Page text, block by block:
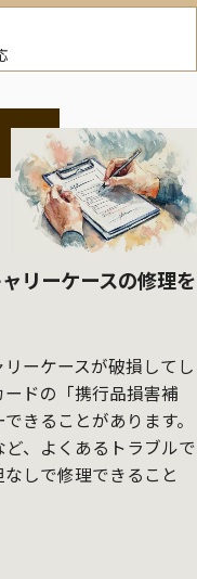
リーケースの修理を
ーケースが破損してし
ドの「携行品損害補
きることがあります。
、よくあるトラブルで
しで修理できること